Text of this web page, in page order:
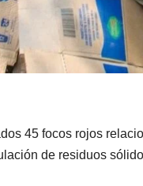
45 focos rojos
de residuos